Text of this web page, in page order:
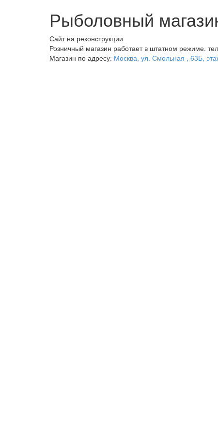
Рыболовный
Сайт на реконструкции
Розничный магазин работает в штатном режиме.
Магазин по адресу: Москва, ул. Смольная , 63Б,